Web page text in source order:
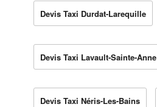
Devis Taxi Durdat-Larequille
Devis Taxi Lavault-Sainte-Anne
Devis Taxi Néris-Les-Bains